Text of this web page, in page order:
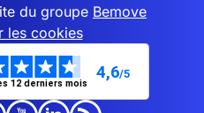
du groupe Bemove
les cookies
12 derniers mois
4,6/5